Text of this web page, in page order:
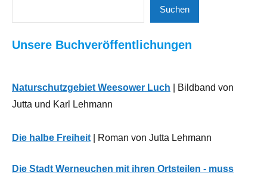
Leistungssport
der
Region
Sport
Suchen
Unsere Buchveröffentlichungen
Naturschutzgebiet Weesower Luch | Bildband von
Jutta und Karl Lehmann
Die halbe Freiheit | Roman von Jutta Lehmann
Die Stadt Werneuchen mit ihren Ortsteilen - muss